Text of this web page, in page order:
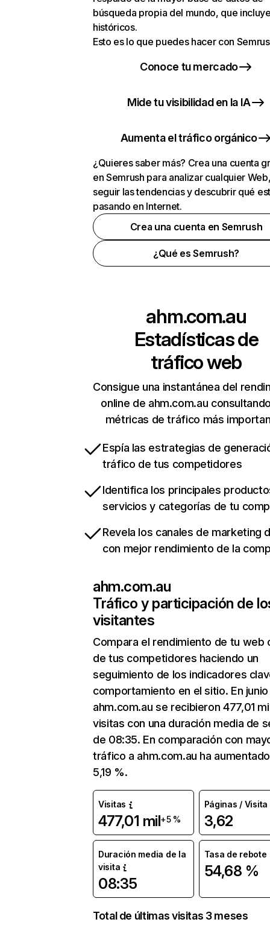
búsqueda propia del mundo, que
históricos.
Esto es lo que puedes hacer con
Conoce tu mercado
Mide tu visibilidad en la IA
Aumenta el tráfico orgánico
¿Quieres saber más? Crea una cuenta
en Semrush para analizar cualquier
seguir las tendencias y descubrir qué
pasando en Internet.
Crea una cuenta en Semrush
¿Qué es Semrush?
ahm.com.au
Estadísticas de
tráfico web
Consigue una instantánea del
online de ahm.com.au
métricas de tráfico más
Espía las estrategias de
tráfico de tus competidores
Identifica los principales
servicios y categorías de tu
Revela los canales de marketing
con mejor rendimiento de la
ahm.com.au
Tráfico y participación de
visitantes
Compara el rendimiento de tu web
de tus competidores haciendo un
seguimiento de los indicadores
comportamiento en el sitio. En junio
ahm.com.au se recibieron 477,01
visitas con una duración media de
de 08:35. En comparación con
tráfico a ahm.com.au ha
5,19 %.
Visitas
477,01 mil+5 %
Páginas / Visita
3,62
Duración media de la
visita
08:35
Tasa de rebote
54,68 %
Total de últimas visitas 3 meses